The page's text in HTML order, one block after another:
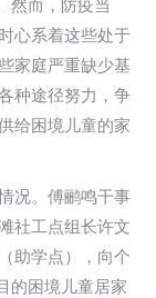
然而，防疫当
心系着这些处于
家庭严重缺少基
种途径努力，争
给困境儿童的家
况。傅鹂鸣干事
社工点组长许文
助学点），向个
的困境儿童居家